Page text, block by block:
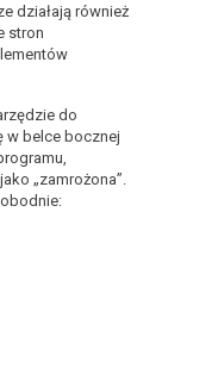
działają również
stron
do
w belce bocznej
„zamrożona”.